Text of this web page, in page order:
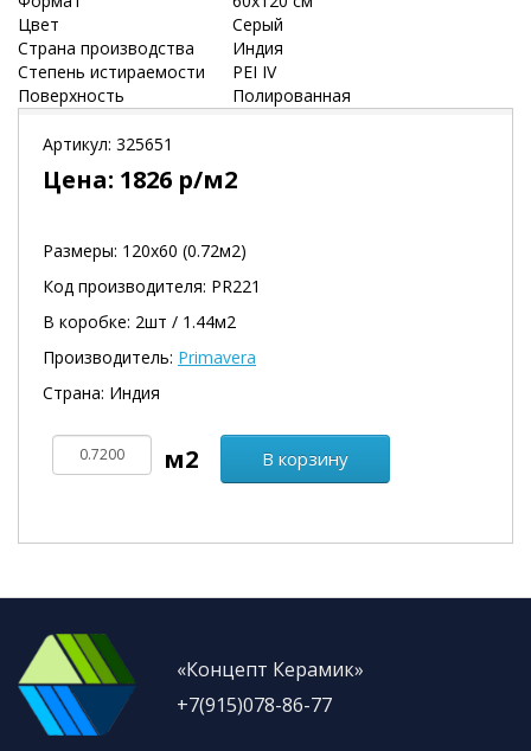
Цвет
Серый
Страна производства
Индия
Степень истираемости
PEI IV
Поверхность
Полированная
Артикул: 325651
Цена: 1826 р/м2
Размеры: 120х60 (0.72м2)
Код производителя: PR221
В коробке: 2шт / 1.44м2
Производитель: Primavera
Страна: Индия
В корзину
«Концепт Керамик»
+7(915)078-86-77